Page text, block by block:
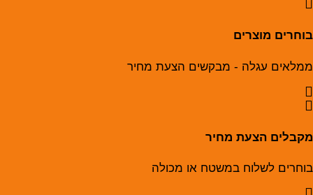
בוחרים מוצרים
ממלאים עגלה - מבקשים הצעת מחיר
מקבלים הצעת מחיר
בוחרים לשלוח במשטח או מכולה